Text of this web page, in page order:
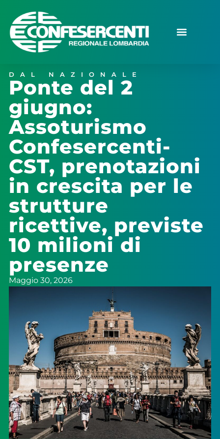
DAL NAZIONALE
Ponte del 2
giugno:
Assoturismo
Confesercenti-
CST, prenotazioni
in crescita per le
strutture
ricettive, previste
10 milioni di
presenze
Maggio 30, 2026